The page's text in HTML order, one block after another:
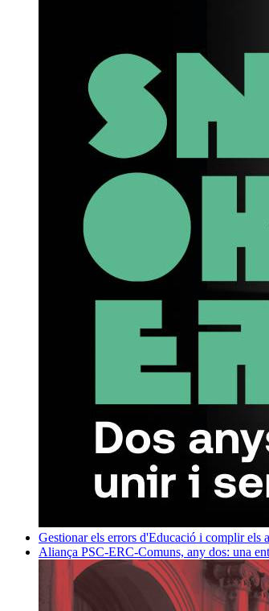
Gestionar els errors d'Educació i complir els
Aliança PSC-ERC-Comuns, any dos: una